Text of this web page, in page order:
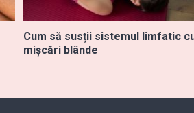
Cum să susții sistemul limfatic
mișcări blânde